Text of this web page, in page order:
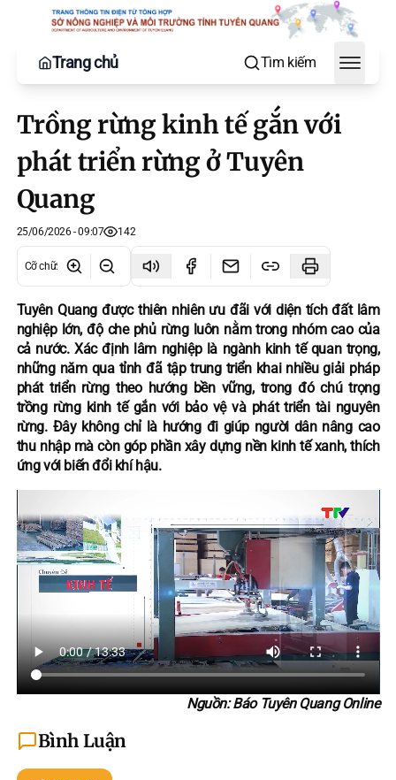
Trang chủ Tìm kiếm
Toggle
Trồng rừng kinh tế gắn với
phát triển rừng ở Tuyên
Quang
25/06/2026 - 09:07 142
Cỡ chữ:
Tuyên Quang được thiên nhiên ưu đãi với diện tích đất lâm
nghiệp lớn, độ che phủ rừng luôn nằm trong nhóm cao của
cả nước. Xác định lâm nghiệp là ngành kinh tế quan trọng,
những năm qua tỉnh đã tập trung triển khai nhiều giải pháp
phát triển rừng theo hướng bền vững, trong đó chú trọng
trồng rừng kinh tế gắn với bảo vệ và phát triển tài nguyên
rừng. Đây không chỉ là hướng đi giúp người dân nâng cao
thu nhập mà còn góp phần xây dựng nền kinh tế xanh, thích
ứng với biến đổi khí hậu.
Nguồn: Báo Tuyên Quang Online
Bình Luận